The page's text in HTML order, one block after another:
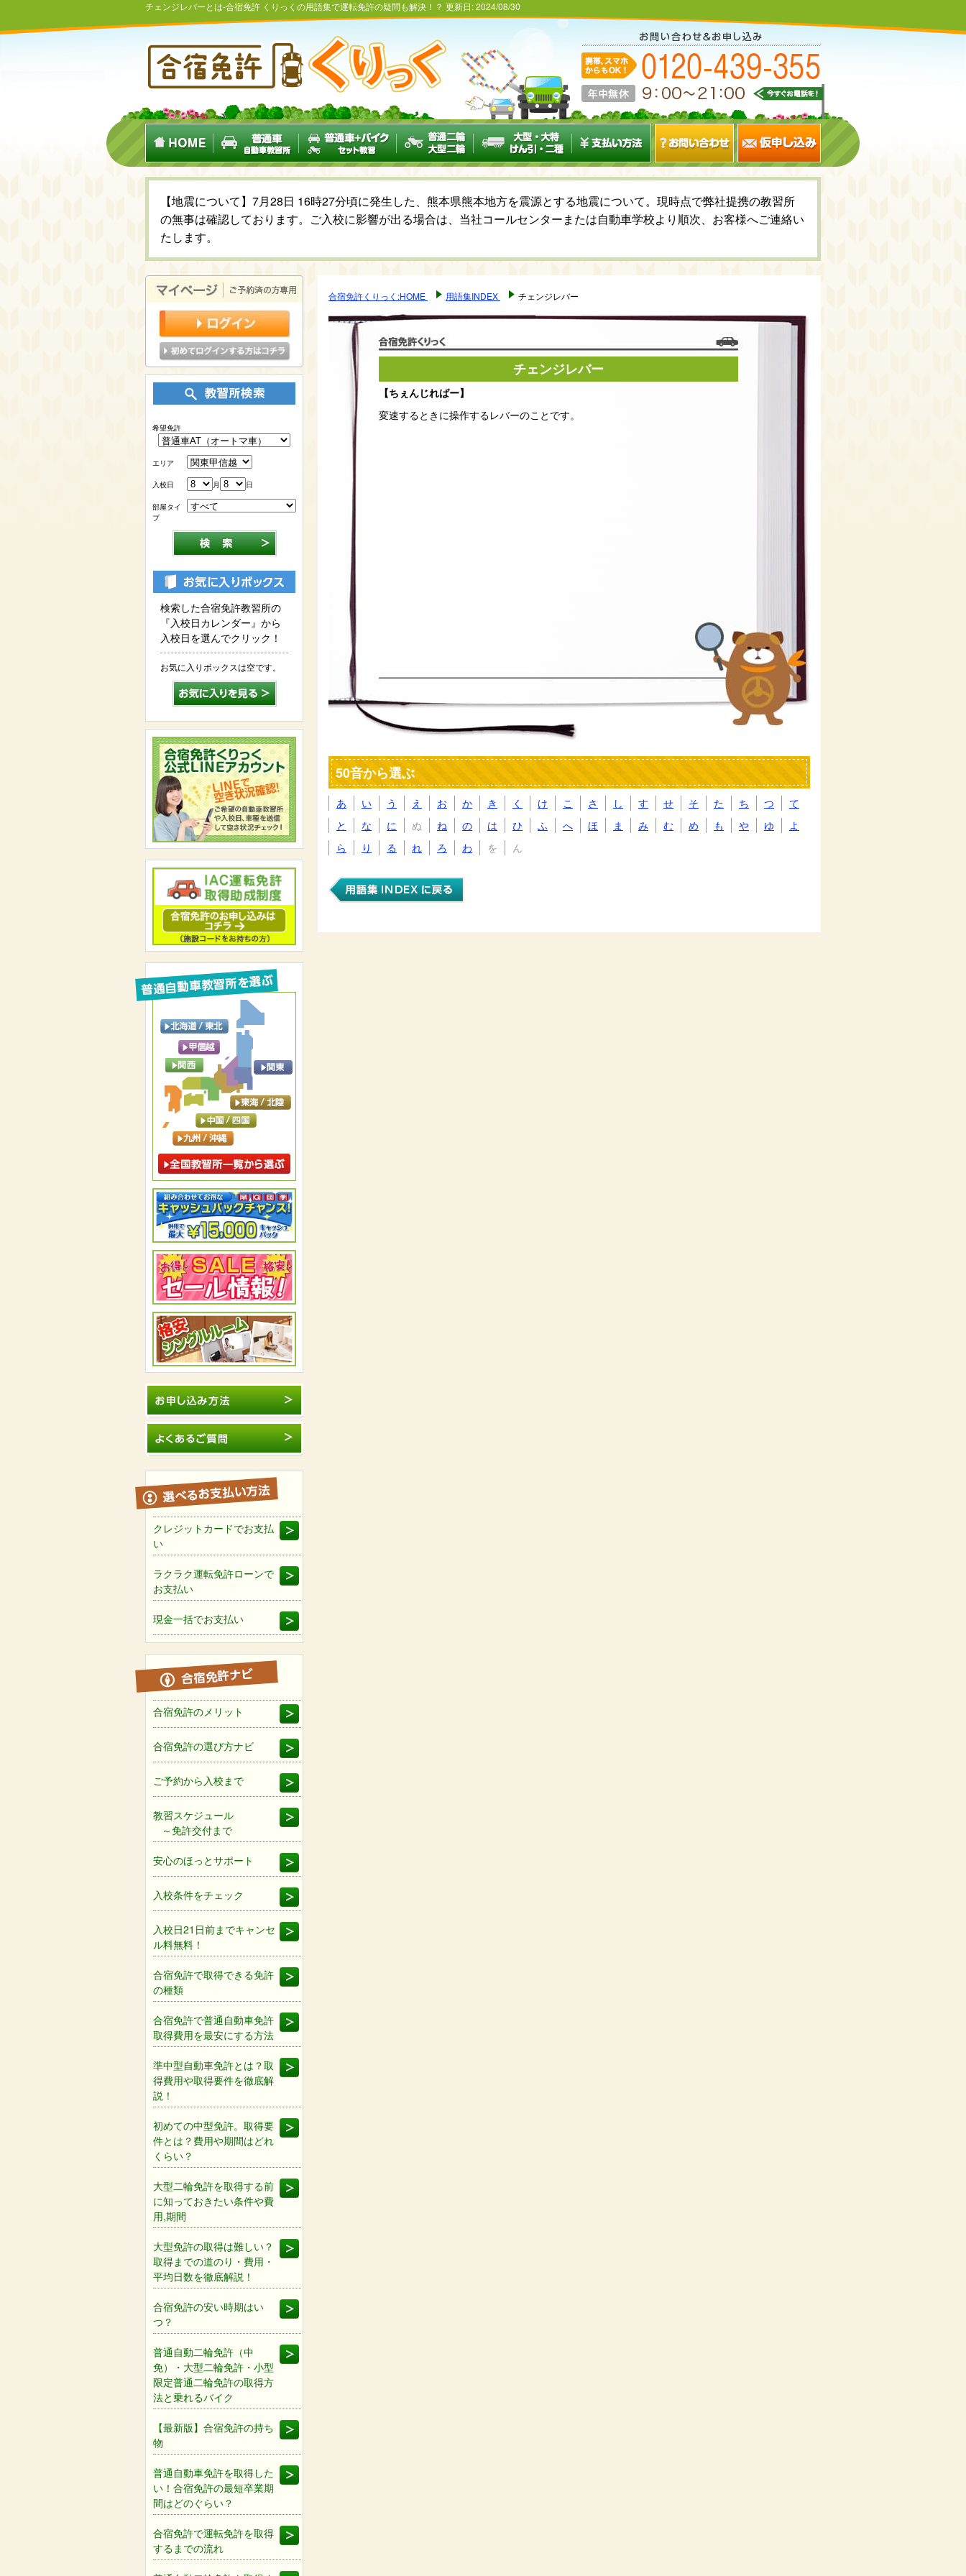
チェンジレバーとは-合宿免許 くりっくの用語集で運転免許の疑問も解決！？ 更新日:2024/08/30
【地震について】7月28日 16時27分頃に発生した、熊本県熊本地方を震源とする地震について。現時点で弊社提携の教習所
の無事は確認しております。ご入校に影響が出る場合は、当社コールセンターまたは自動車学校より順次、お客様へご連絡い
たします。
合宿免許くりっく:HOME 用語集INDEX チェンジレバー
チェンジレバー
【ちぇんじればー】
変速するときに操作するレバーのことです。
50音から選ぶ
あ い う え お か き く け こ さ し す せ そ た ち つ
て
と
な に ぬ ね の は ひ ふ へ ほ ま み む め も や ゆ
よ
ら
り る れ ろ わ を ん
希望免許
エリア
入校日 月 日
部屋タイ
プ
検索した合宿免許教習所の
『入校日カレンダー』から
入校日を選んでクリック！
お気に入りボックスは空です。
クレジットカードでお支払
い
ラクラク運転免許ローンで
お支払い
現金一括でお支払い
合宿免許のメリット
合宿免許の選び方ナビ
ご予約から入校まで
教習スケジュール
～免許交付まで
安心のほっとサポート
入校条件をチェック
入校日21日前までキャンセ
ル料無料！
合宿免許で取得できる免許
の種類
合宿免許で普通自動車免許
取得費用を最安にする方法
準中型自動車免許とは？取
得費用や取得要件を徹底解
説！
初めての中型免許。取得要
件とは？費用や期間はどれ
くらい？
大型二輪免許を取得する前
に知っておきたい条件や費
用,期間
大型免許の取得は難しい？
取得までの道のり・費用・
平均日数を徹底解説！
合宿免許の安い時期はい
つ？
普通自動二輪免許（中
免）・大型二輪免許・小型
限定普通二輪免許の取得方
法と乗れるバイク
【最新版】合宿免許の持ち
物
普通自動車免許を取得した
い！合宿免許の最短卒業期
間はどのぐらい？
合宿免許で運転免許を取得
するまでの流れ